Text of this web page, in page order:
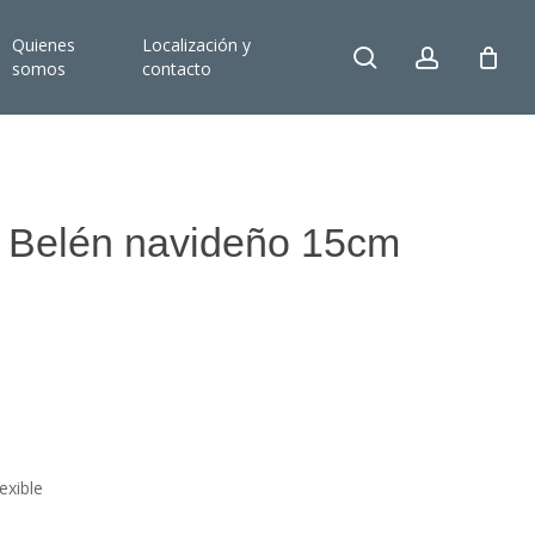
Quienes
somos
Localización y
contacto
search account
navideño 15cm